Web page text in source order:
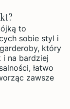
to
sobie styl i
który
i na bardziej
łatwo
zawsze